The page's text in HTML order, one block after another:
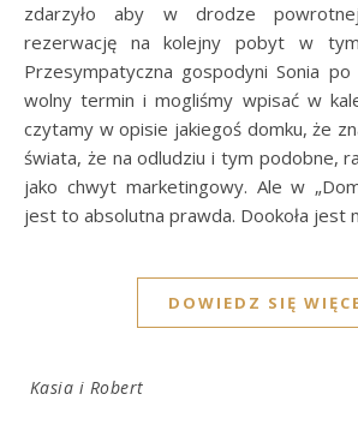
zdarzyło aby w drodze
rezerwację na kolejny pobyt w
Przesympatyczna gospodyni Sonia po
wolny termin i mogliśmy wpisać w
czytamy w opisie jakiegoś domku, że
świata, że na odludziu i tym podobne,
jako chwyt marketingowy. Ale w
jest to absolutna prawda. Dookoła jest
DOWIEDZ SIĘ
Kasia i Robert